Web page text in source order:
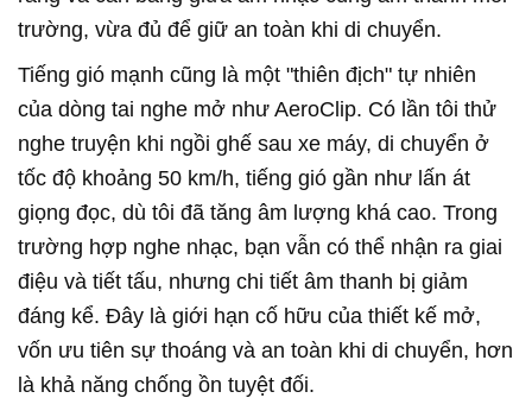
trường, vừa đủ để giữ an toàn khi di chuyển.
Tiếng gió mạnh cũng là một "thiên địch" tự nhiên
của dòng tai nghe mở như AeroClip. Có lần tôi thử
nghe truyện khi ngồi ghế sau xe máy, di chuyển ở
tốc độ khoảng 50 km/h, tiếng gió gần như lấn át
giọng đọc, dù tôi đã tăng âm lượng khá cao. Trong
trường hợp nghe nhạc, bạn vẫn có thể nhận ra giai
điệu và tiết tấu, nhưng chi tiết âm thanh bị giảm
đáng kể. Đây là giới hạn cố hữu của thiết kế mở,
vốn ưu tiên sự thoáng và an toàn khi di chuyển, hơn
là khả năng chống ồn tuyệt đối.